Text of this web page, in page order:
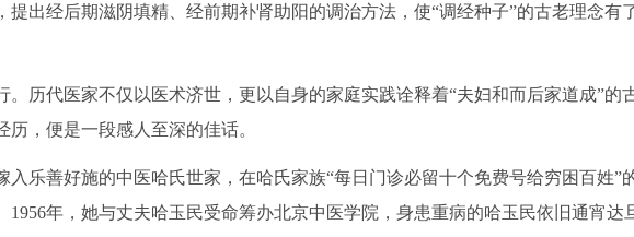
出经后期滋阴填精、经前期补肾助阳的调治方法，使“调经种子”的古老理念有
。历代医家不仅以医术济世，更以自身的家庭实践诠释着“夫妇和而后家道成”的
，便是一段感人至深的佳话。
入乐善好施的中医哈氏世家，在哈氏家族“每日门诊必留十个免费号给穷困百姓”
1956年，她与丈夫哈玉民受命筹办北京中医学院，身患重病的哈玉民依旧通宵达